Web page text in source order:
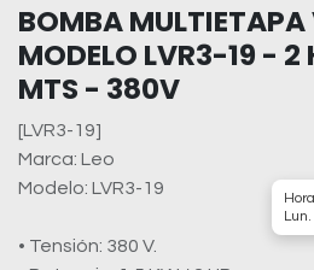
BOMBA MULTIETAPA
MODELO LVR3-19 - 2
MTS - 380V
[LVR3-19]
Marca: Leo
Modelo: LVR3-19
• Tensión: 380 V.